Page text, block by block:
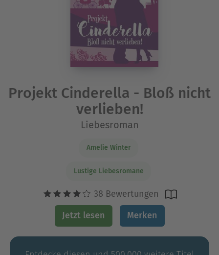
Projekt Cinderella - Bloß nicht
verlieben!
Liebesroman
Amelie Winter
Lustige Liebesromane
38 Bewertungen
Jetzt lesen Merken